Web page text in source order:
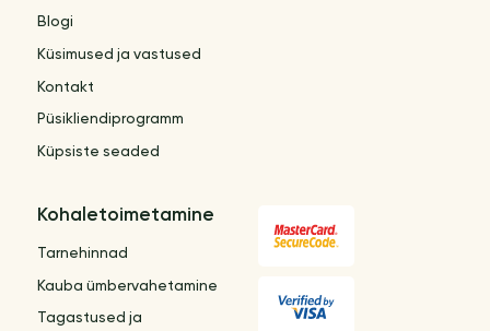
Blogi
Küsimused ja vastused
Kontakt
Püsikliendiprogramm
Küpsiste seaded
Kohaletoimetamine
Tarnehinnad
Kauba ümbervahetamine
Tagastused ja